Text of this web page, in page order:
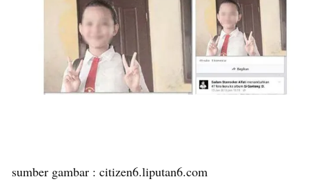
sumber gambar : citizen6.liputan6.com